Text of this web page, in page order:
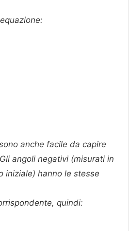
anche facile da capire
angoli negativi (misurati in
iniziale) hanno le stesse
quindi: